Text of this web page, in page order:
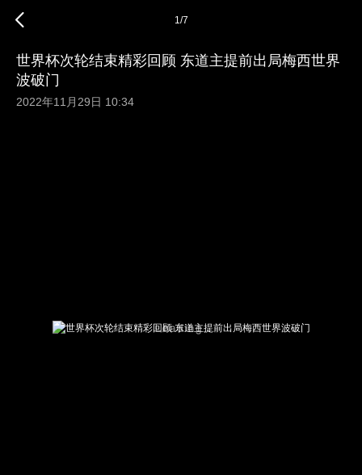
1/7
世界杯次轮结束精彩回顾 东道主提前出局梅西世界
波破门
2022年11月29日 10:34